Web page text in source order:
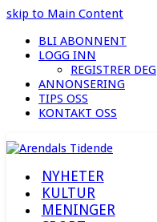
skip to Main Content
BLI ABONNENT
LOGG INN
REGISTRER DEG
ANNONSERING
TIPS OSS
KONTAKT OSS
NYHETER
KULTUR
MENINGER